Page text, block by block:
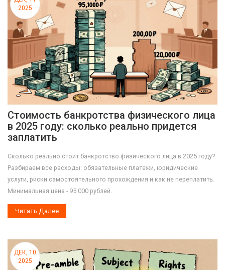
2025
Стоимость банкротства физического лица
в 2025 году: сколько реально придется
заплатить
Сколько реально стоит банкротство физического лица в 2025 году?
Разбираем все расходы: обязательные платежи, юридические
услуги, риски самостоятельного прохождения и как не переплатить.
Минимальная цена - 95 000 рублей.
Читать Далее
ДЕК, 10
2025